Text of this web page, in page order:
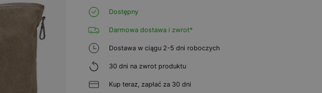
Dostępny
Darmowa dostawa i zwrot*
Dostawa w ciągu 2-5 dni roboczych
30 dni na zwrot produktu
Kup teraz, zapłać za 30 dni